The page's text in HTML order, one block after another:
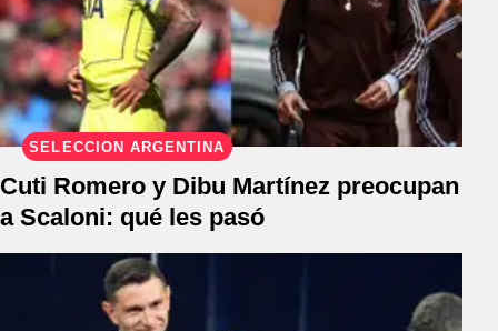
SELECCIÓN ARGENTINA
Cuti Romero y Dibu Martínez preocupan
a Scaloni: qué les pasó